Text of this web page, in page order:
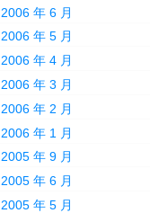
2006 年 6 月
2006 年 5 月
2006 年 4 月
2006 年 3 月
2006 年 2 月
2006 年 1 月
2005 年 9 月
2005 年 6 月
2005 年 5 月